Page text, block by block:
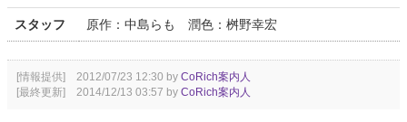
スタッフ 原作：中島らも 潤色：桝野幸宏
[情報提供] 2012/07/23 12:30 by CoRich案内人
[最終更新] 2014/12/13 03:57 by CoRich案内人